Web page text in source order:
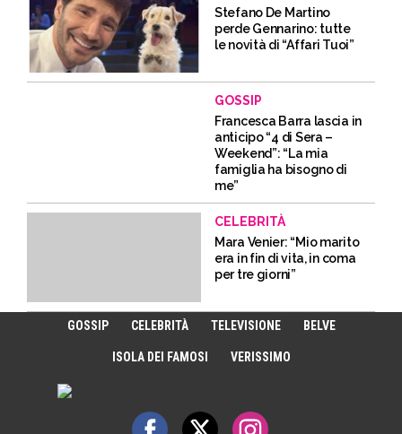
Stefano De Martino
perde Gennarino: tutte
le novità di “Affari Tuoi”
GOSSIP
Francesca Barra lascia in
anticipo “4 di Sera –
Weekend”: “La mia
famiglia ha bisogno di
me”
CELEBRITÀ
Mara Venier: “Mio marito
era in fin di vita, in coma
per tre giorni”
GOSSIP CELEBRITÀ TELEVISIONE BELVE
ISOLA DEI FAMOSI VERISSIMO